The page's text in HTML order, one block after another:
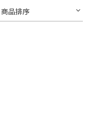
商品排序